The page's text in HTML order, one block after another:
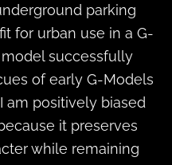
parking
for urban use in a G-
successfully
of early G-Models
am positively biased
it preserves
while remaining